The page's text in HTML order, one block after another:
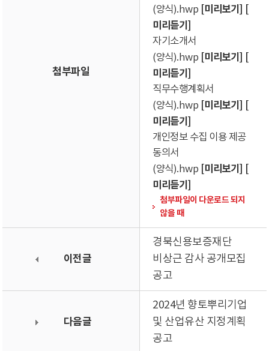
첨부파일
(양식).hwp [미리보기]
미리듣기]
자기소개서
(양식).hwp [미리보기]
미리듣기]
직무수행계획서
(양식).hwp [미리보기]
미리듣기]
개인정보 수집 이용 제공
동의서
(양식).hwp [미리보기]
미리듣기]
첨부파일이 다운로드 되지
않을 때
이전글
경북신용보증재단
비상근 감사 공개모집
공고
다음글
2024년 향토뿌리기업
및 산업유산 지정계획
공고